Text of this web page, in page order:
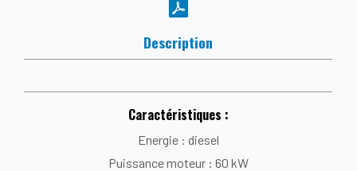
Description
Caractéristiques :
Energie : diesel
Puissance moteur : 60 kW